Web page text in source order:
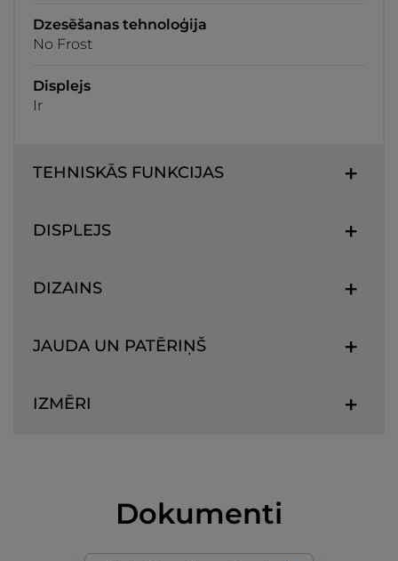
Dzesēšanas tehnoloģija
No Frost
Displejs
Ir
TEHNISKĀS FUNKCIJAS
DISPLEJS
DIZAINS
JAUDA UN PATĒRIŅŠ
IZMĒRI
Dokumenti